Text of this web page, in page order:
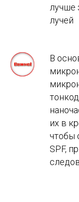
лучше
лучей
В
их в
чтобы
SPF,